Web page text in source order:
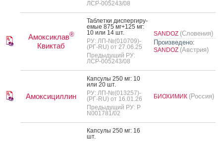
ЛСР-005243/08
Амоксиклав®
Квиктаб
Таб­летки дис­перги­ру­
емые 875 мг+125 мг:
10 или 14 шт.
РУ: ЛП-№(010709)-
(РГ-RU) от 27.06.25
Предыдущий РУ:
ЛСР-005243/08
SANDOZ (Словения)
Произведено:
SANDOZ (Австрия)
Амоксициллин
Кап­су­лы 250 мг: 10
или 20 шт.
РУ: ЛП-№(013257)-
(РГ-RU) от 16.01.26
Предыдущий РУ: Р
N001781/02
БИОХИМИК (Россия)
Кап­су­лы 250 мг: 16
шт.